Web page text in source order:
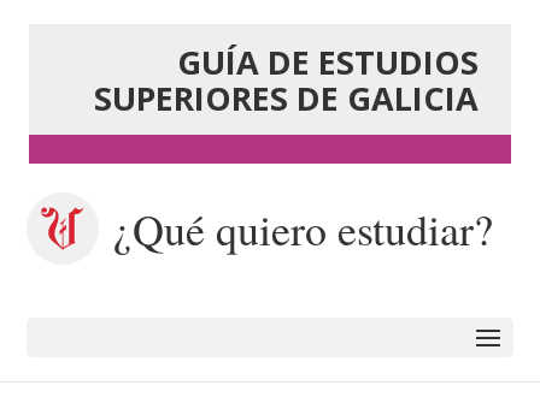
GUÍA DE ESTUDIOS
SUPERIORES DE GALICIA
¿Qué quiero estudiar?